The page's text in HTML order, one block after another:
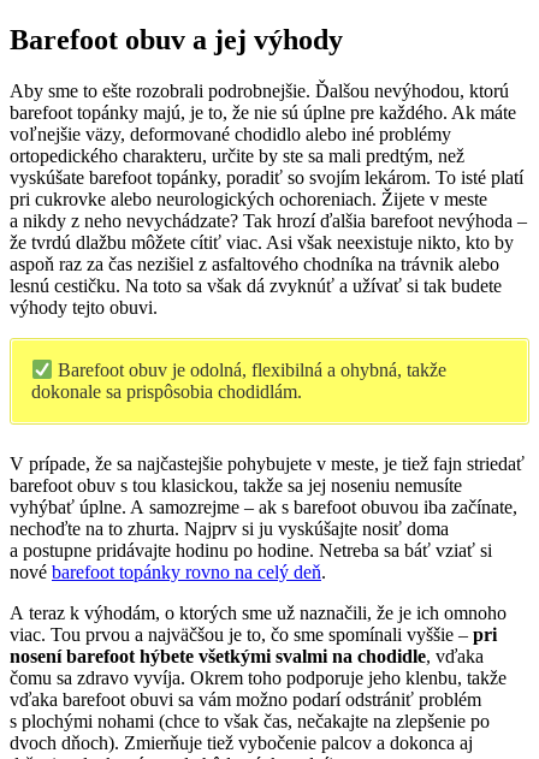
Barefoot obuv a jej výhody
Aby sme to ešte rozobrali podrobnejšie. Ďalšou nevýhodou, ktorú
barefoot topánky majú, je to, že nie sú úplne pre každého. Ak máte
voľnejšie väzy, deformované chodidlo alebo iné problémy
ortopedického charakteru, určite by ste sa mali predtým, než
vyskúšate barefoot topánky, poradiť so svojím lekárom. To isté platí
pri cukrovke alebo neurologických ochoreniach. Žijete v meste
a nikdy z neho nevychádzate? Tak hrozí ďalšia barefoot nevýhoda –
že tvrdú dlažbu môžete cítiť viac. Asi však neexistuje nikto, kto by
aspoň raz za čas nezišiel z asfaltového chodníka na trávnik alebo
lesnú cestičku. Na toto sa však dá zvyknúť a užívať si tak budete
výhody tejto obuvi.
Barefoot obuv je odolná, flexibilná a ohybná, takže
dokonale sa prispôsobia chodidlám.
V prípade, že sa najčastejšie pohybujete v meste, je tiež fajn striedať
barefoot obuv s tou klasickou, takže sa jej noseniu nemusíte
vyhýbať úplne. A samozrejme – ak s barefoot obuvou iba začínate,
nechoďte na to zhurta. Najprv si ju vyskúšajte nosiť doma
a postupne pridávajte hodinu po hodine. Netreba sa báť vziať si
nové barefoot topánky rovno na celý deň.
A teraz k výhodám, o ktorých sme už naznačili, že je ich omnoho
viac. Tou prvou a najväčšou je to, čo sme spomínali vyššie – pri
nosení barefoot hýbete všetkými svalmi na chodidle, vďaka
čomu sa zdravo vyvíja. Okrem toho podporuje jeho klenbu, takže
vďaka barefoot obuvi sa vám možno podarí odstrániť problém
s plochými nohami (chce to však čas, nečakajte na zlepšenie po
dvoch dňoch). Zmierňuje tiež vybočenie palcov a dokonca aj